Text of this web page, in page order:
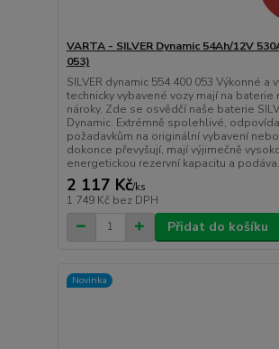
VARTA - SILVER Dynamic 54Ah/12V
053)
SILVER dynamic 554 400 053 Výkonné a
technicky vybavené vozy mají na baterie
nároky. Zde se osvědčí naše baterie
Dynamic. Extrémně spolehlivé,
požadavkům na originální vybavení
dokonce převyšují, mají výjimečně
energetickou rezervní kapacitu a
2 117 Kč/ks
1 749 Kč bez DPH
Přidat do košíku
Novinka